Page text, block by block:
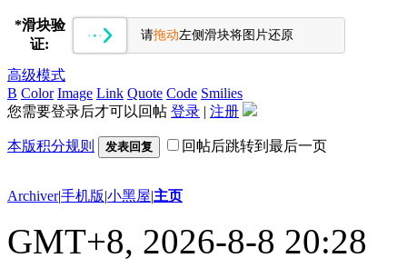
*滑块验
证:
请拖动左侧滑块将图片还原
高级模式
B Color Image Link Quote Code Smilies
您需要登录后才可以回帖 登录 | 注册
本版积分规则 发表回复 回帖后跳转到最后一页
Archiver|手机版|小黑屋|主页
GMT+8, 2026-8-8 20:28